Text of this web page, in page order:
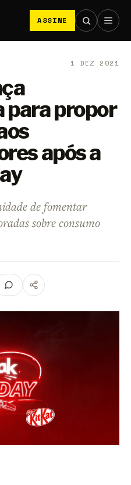
ASSINE
1 DEZ 2021
para propor
após a
de fomentar
sobre consumo